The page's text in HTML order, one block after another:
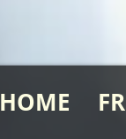
HOME